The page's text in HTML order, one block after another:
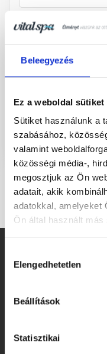
Beleegyezés
Ez a weboldal sütiket
Sütiket használunk a
szabásához,
valamint
közösségi média-,
megosztjuk az Ön
adatait, akik
adatokkal, amelyeket
Ön által használt
kiválasztása
Elengedhetetlen
Beállítások
Statisztikai